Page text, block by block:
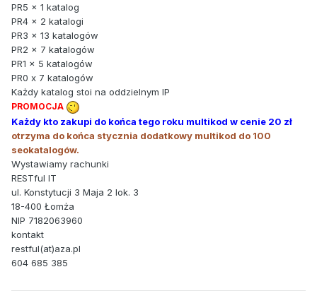
PR5 x 1 katalog
PR4 x 2 katalogi
PR3 x 13 katalogów
PR2 x 7 katalogów
PR1 x 5 katalogów
PR0 x 7 katalogów
Każdy katalog stoi na oddzielnym IP
PROMOCJA
Każdy kto zakupi do końca tego roku multikod w cenie 20 zł
otrzyma do końca stycznia dodatkowy multikod do 100
seokatalogów.
Wystawiamy rachunki
RESTful IT
ul. Konstytucji 3 Maja 2 lok. 3
18-400 Łomża
NIP 7182063960
kontakt
restful(at)aza.pl
604 685 385